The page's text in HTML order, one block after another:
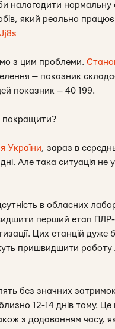
налагодити нормальну
який реально
з цим проблеми.
— показник
показник — 40 199.
покращити?
України, зараз в
Але така ситуація не у
в обласних
перший етап
Цих станцій дуже
пришвидшити
без значних
12-14 днів тому. Це
з додаванням часу,